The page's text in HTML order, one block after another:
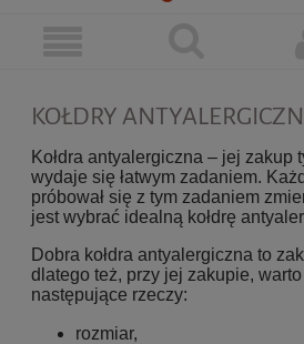
KOŁDRY
Kołdra antyalergiczna – jej zakup
wydaje się łatwym zadaniem.
próbował się z tym zadaniem
jest wybrać idealną kołdrę
Dobra kołdra antyalergiczna to
dlatego też, przy jej zakupie,
następujące rzeczy:
rozmiar,